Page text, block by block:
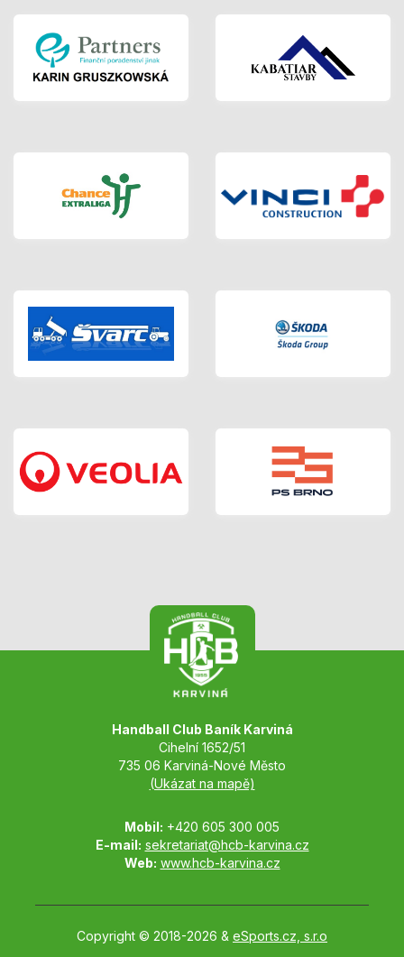
Handball Club Baník Karviná
Cihelní 1652/51
735 06 Karviná-Nové Město
(Ukázat na mapě)
Mobil: +420 605 300 005
E-mail: sekretariat@hcb-karvina.cz
Web: www.hcb-karvina.cz
Copyright © 2018-2026 & eSports.cz, s.r.o